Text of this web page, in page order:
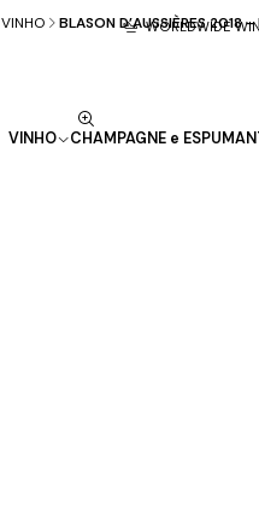
VINHO CHAMPAGNE e
WORLDWIDE
VINHO BLASON D’AUSSIÈRES